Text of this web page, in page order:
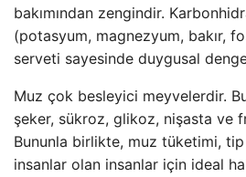
bakımından zengindir.
(potasyum, magnezyum, bakır,
serveti sayesinde duygusal
Muz çok besleyici meyvelerdir.
şeker, sükroz, glikoz, nişasta ve
Bununla birlikte, muz tüketimi,
insanlar olan insanlar için ideal